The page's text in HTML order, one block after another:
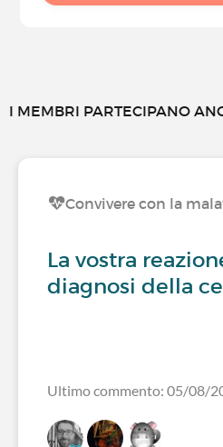
I MEMBRI PARTECIPANO
Convivere con la
La vostra
diagnosi della
Ultimo commento: 05/08/